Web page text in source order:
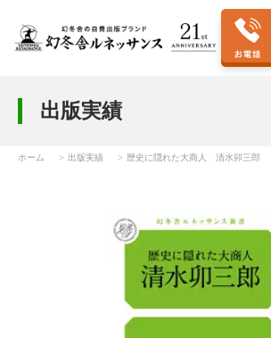
出版実績
ホーム 出版実績 歴史に隠れた大商人 清水卯三郎